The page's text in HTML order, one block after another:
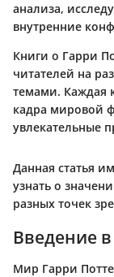
анализа,
внутренние
Книги о Гарри
читателей на
темами. Каждая
кадра мировой
увлекательные
Данная статья
узнать о
разных точек
Введение
Мир Гарри